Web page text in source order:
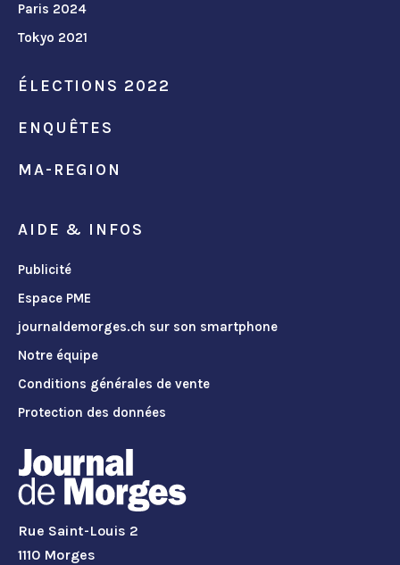
Paris 2024
Tokyo 2021
ÉLECTIONS 2022
ENQUÊTES
MA-REGION
AIDE & INFOS
Publicité
Espace PME
journaldemorges.ch sur son smartphone
Notre équipe
Conditions générales de vente
Protection des données
Rue Saint-Louis 2
1110 Morges